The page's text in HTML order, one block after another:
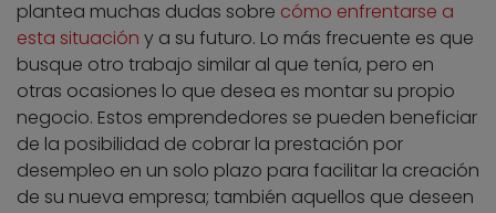
plantea muchas dudas sobre cómo enfrentarse a
esta situación y a su futuro. Lo más frecuente es que
busque otro trabajo similar al que tenía, pero en
otras ocasiones lo que desea es montar su propio
negocio. Estos emprendedores se pueden beneficiar
de la posibilidad de cobrar la prestación por
desempleo en un solo plazo para facilitar la creación
de su nueva empresa; también aquellos que deseen